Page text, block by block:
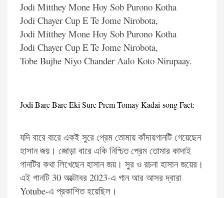
Jodi Mitthey Mone Hoy Sob Purono Kotha
Jodi Chayer Cup E Te Jome Nirobota,
Jodi Mitthey Mone Hoy Sob Purono Kotha
Jodi Chayer Cup E Te Jome Nirobota,
Tobe Bujhe Niyo Chander Aalo Koto Nirupaay.
Jodi Bare Bare Eki Sure Prem Tomay Kadai song Fact:
যদি বারে বারে একই সুরে প্রেম তোমায় কাঁদায়গানটি গেয়েছেন
হাসান জয়। জোড়া বারে একি নিশ্চিত প্রেম তোমার কাদাই
গানটির কথা লিখেছেন হাসান জয়। সুর ও রচনা হাসান জয়ের।
এই গানটি 30 অক্টোবর 2023-এ গান আর আসর দ্বারা
Yotube-এ প্রকাশিত হয়েছিল।